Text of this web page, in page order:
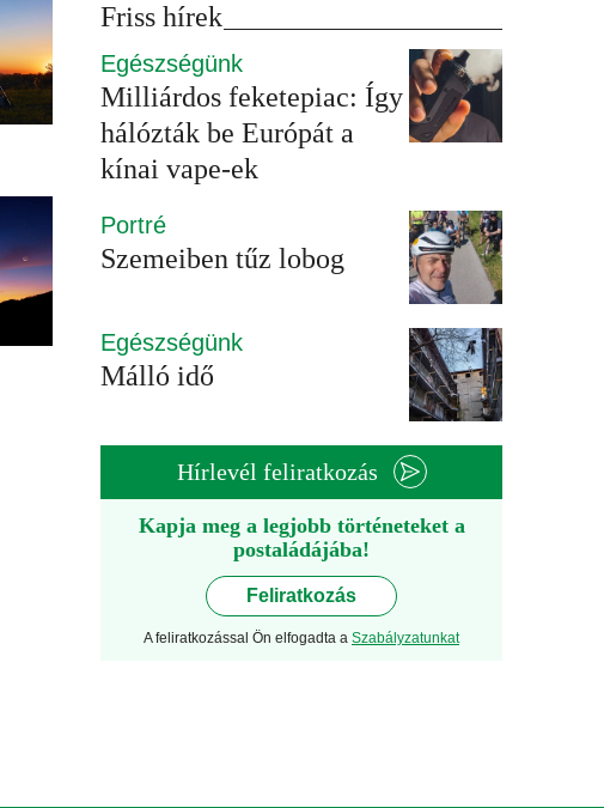
Friss hírek
Egészségünk
Milliárdos feketepiac: Így
hálózták be Európát a
kínai vape-ek
Portré
Szemeiben tűz lobog
Egészségünk
Málló idő
Hírlevél feliratkozás
Kapja meg a legjobb történeteket a
postaládájába!
Feliratkozás
A feliratkozással Ön elfogadta a Szabályzatunkat